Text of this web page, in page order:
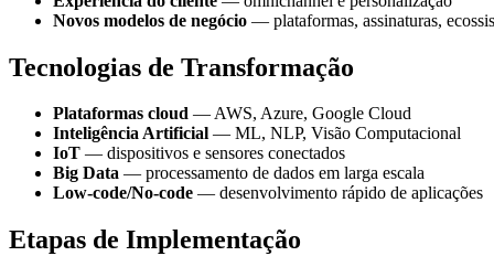
Novos modelos de negócio — plataformas, assinaturas,
Tecnologias de Transformação
Plataformas cloud — AWS, Azure, Google Cloud
Inteligência Artificial — ML, NLP, Visão Computacional
IoT — dispositivos e sensores conectados
Big Data — processamento de dados em larga escala
Low-code/No-code — desenvolvimento rápido de aplicações
Etapas de Implementação